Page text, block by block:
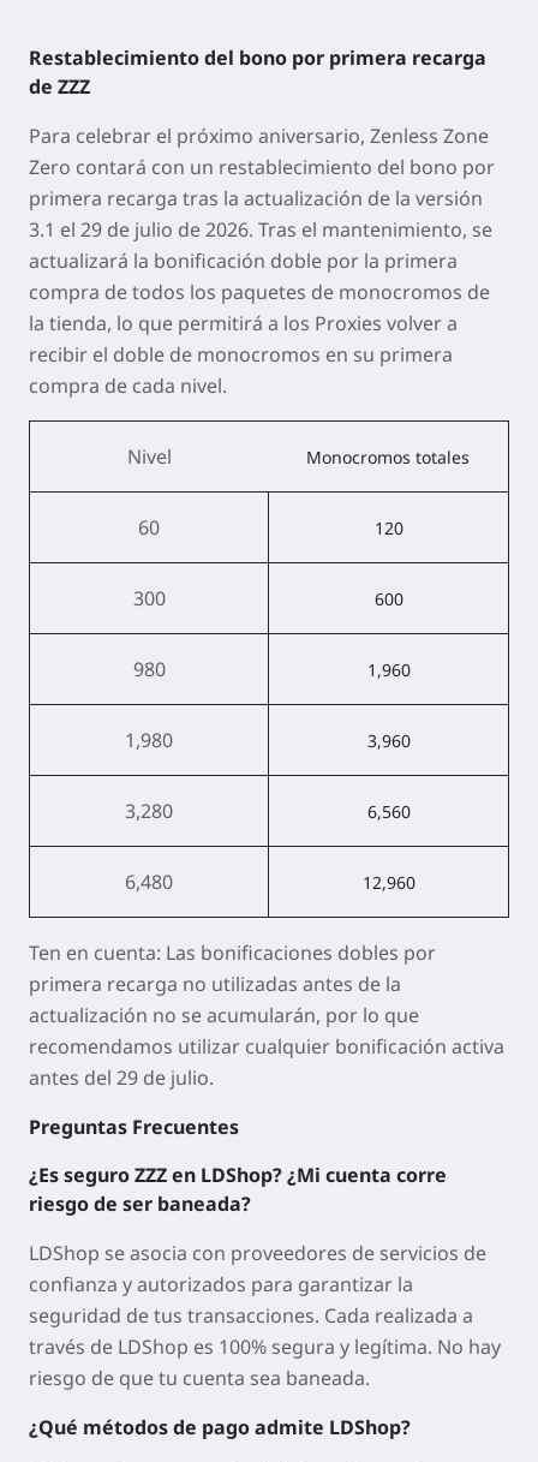
Restablecimiento del bono por primera recarga
de ZZZ
Para celebrar el próximo aniversario, Zenless Zone
Zero contará con un restablecimiento del bono por
primera recarga tras la actualización de la versión
3.1 el 29 de julio de 2026. Tras el mantenimiento, se
actualizará la bonificación doble por la primera
compra de todos los paquetes de monocromos de
la tienda, lo que permitirá a los Proxies volver a
recibir el doble de monocromos en su primera
compra de cada nivel.
Nivel Monocromos totales
60 120
300 600
980 1,960
1,980 3,960
3,280 6,560
6,480 12,960
Ten en cuenta: Las bonificaciones dobles por
primera recarga no utilizadas antes de la
actualización no se acumularán, por lo que
recomendamos utilizar cualquier bonificación activa
antes del 29 de julio.
Preguntas Frecuentes
¿Es seguro ZZZ en LDShop? ¿Mi cuenta corre
riesgo de ser baneada?
LDShop se asocia con proveedores de servicios de
confianza y autorizados para garantizar la
seguridad de tus transacciones. Cada realizada a
través de LDShop es 100% segura y legítima. No hay
riesgo de que tu cuenta sea baneada.
¿Qué métodos de pago admite LDShop?